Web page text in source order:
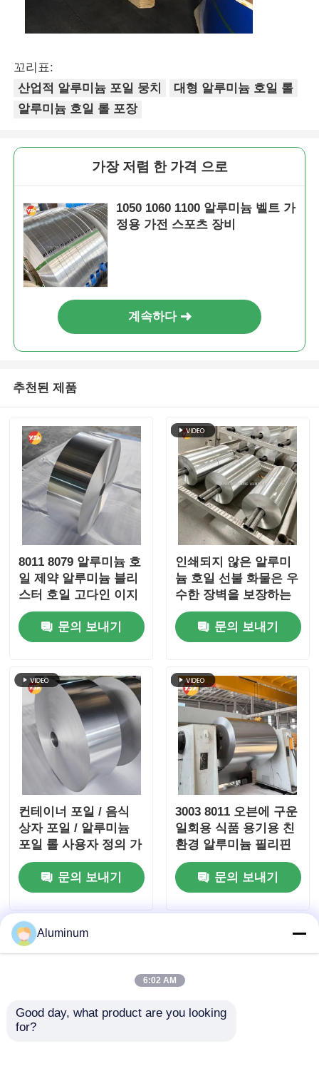
꼬리표:
산업적 알루미늄 포일 뭉치
대형 알루미늄 호일 롤
알루미늄 호일 롤 포장
가장 저렴 한 가격 으로
1050 1060 1100 알루미늄 벨트 가
정용 가전 스포츠 장비
계속하다
추천된 제품
8011 8079 알루미늄 호
일 제약 알루미늄 블리
스터 호일 고다인 이지
필 어린이 방지 엠보싱
실버 골드 호일 밀폐 보
존 의료 포장 배리어 호
문의 보내기
인쇄되지 않은 알루미
늄 호일 선불 화물은 우
수한 장벽을 보장하는
단열 요리 및 산업 응용
분야 포장에 적합합니
다.
문의 보내기
컨테이너 포일 / 음식
상자 포일 / 알루미늄
포일 롤 사용자 정의 가
능한 3003 & 8011 합금
음식 포장 포일
문의 보내기
3003 8011 오븐에 구운
일회용 식품 용기용 친
환경 알루미늄 필리핀
문의 보내기
Aluminum
6:02 AM
Good day, what product are you looking
for?